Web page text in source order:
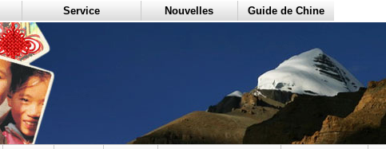
Service Nouvelles Guide de Chine